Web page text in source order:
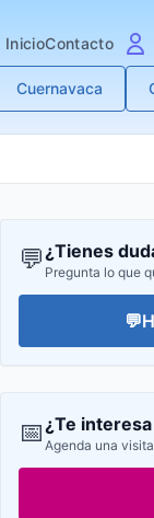
InicioContacto
Cuernavaca
💬¿Tienes
Pregunta lo que
💬
📅¿Te
Agenda una